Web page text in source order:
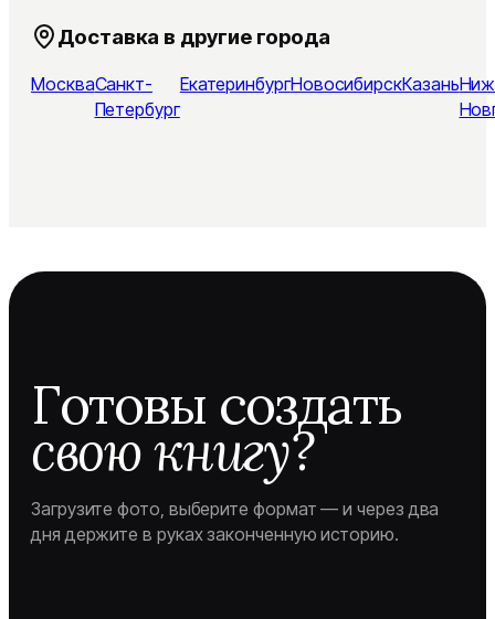
Доставка в другие города
МоскваСанкт-
Петербург
ЕкатеринбургНовосибирскКазань
Готовы создать
свою книгу?
Загрузите фото, выберите формат — и через два
дня держите в руках законченную историю.